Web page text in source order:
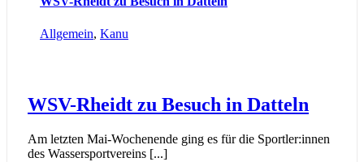
Allgemein, Kanu
WSV-Rheidt zu Besuch in Datteln
Am letzten Mai-Wochenende ging es für die Sportler:innen
des Wassersportvereins [...]